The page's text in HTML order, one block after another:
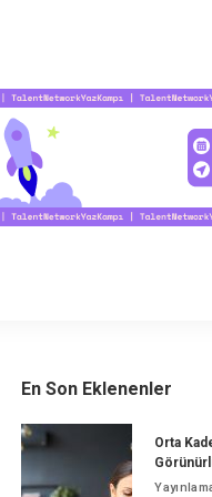
HAYAT
En Son Eklenenler
Orta